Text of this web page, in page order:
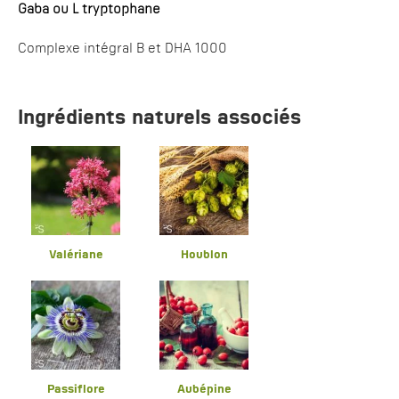
Gaba ou L tryptophane
Complexe intégral B et DHA 1000
Ingrédients naturels associés
Valériane Houblon
Passiflore Aubépine